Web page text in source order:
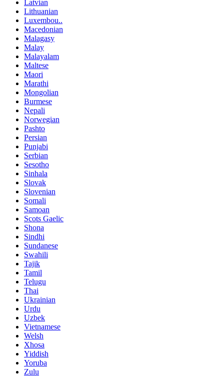
Latvian
Lithuanian
Luxembou..
Macedonian
Malagasy
Malay
Malayalam
Maltese
Maori
Marathi
Mongolian
Burmese
Nepali
Norwegian
Pashto
Persian
Punjabi
Serbian
Sesotho
Sinhala
Slovak
Slovenian
Somali
Samoan
Scots Gaelic
Shona
Sindhi
Sundanese
Swahili
Tajik
Tamil
Telugu
Thai
Ukrainian
Urdu
Uzbek
Vietnamese
Welsh
Xhosa
Yiddish
Yoruba
Zulu